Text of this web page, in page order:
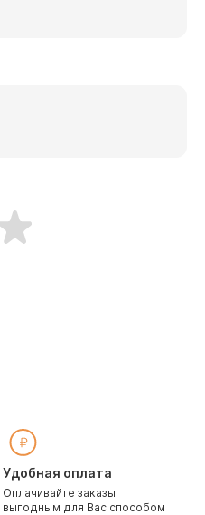
Удобная оплата
Оплачивайте заказы
выгодным для Вас способом